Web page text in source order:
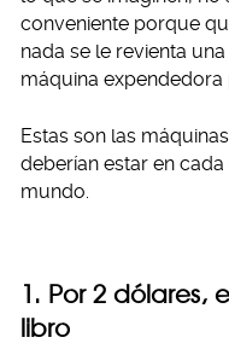
conveniente porque
nada se le revienta
máquina
Estas son las
deberían estar en
mundo.
1. Por 2 dólares,
libro